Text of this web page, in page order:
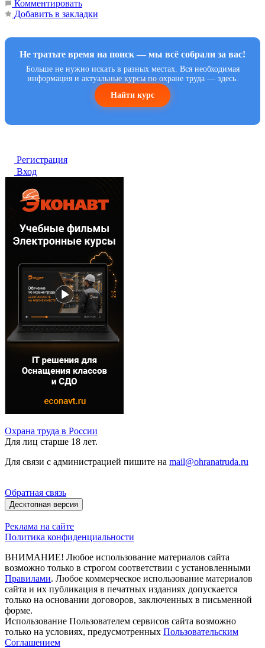
Комментировать
Добавить в закладки
Не тратьте время на поиск — мы всё собрали за вас!
Больше не нужно искать в разных местах. Вся необходимая
информация и актуальные курсы по охране труда — здесь.
Найти курс
Регистрация
Вход
Охрана труда в России
Для лиц старше 18 лет.
Для связи с администрацией пишите на mail@ohranatruda.ru
Обратная связь
Десктопная версия
Реклама на сайте
Политика конфиденциальности
ВНИМАНИЕ! Любое использование материалов сайта
возможно только в строгом соответствии с установленными
Правилами. Любое коммерческое использование материалов
сайта и их публикация в печатных изданиях допускается
только на основании договоров, заключенных в письменной
форме.
Использование Пользователем сервисов сайта возможно
только на условиях, предусмотренных Пользовательским
Соглашением